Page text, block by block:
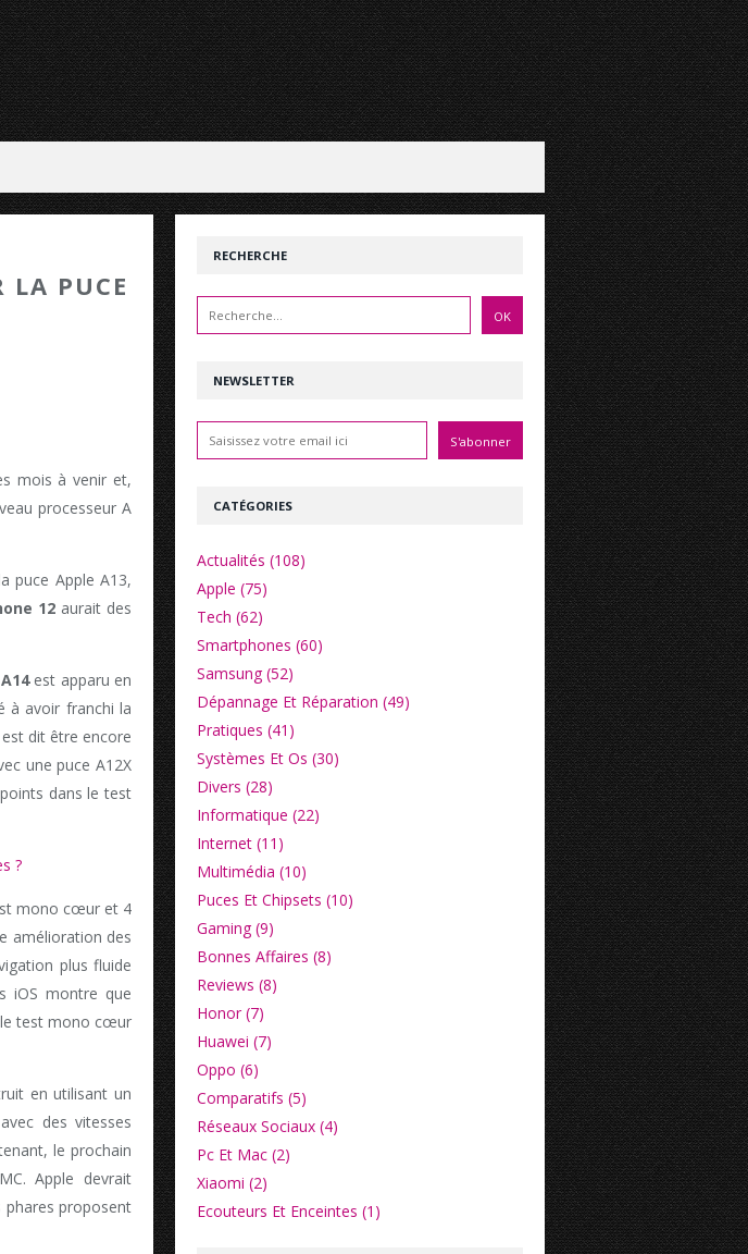
LA PUCE
mois à venir et,
processeur A
puce Apple A13,
12 aurait des
est apparu en
à avoir franchi la
dit être encore
une puce A12X
dans le test
?
mono cœur et 4
amélioration des
plus fluide
iOS montre que
le test mono cœur
en utilisant un
des vitesses
le prochain
Apple devrait
phares proposent
NEWSLETTER
RECHERCHE
CATÉGORIES
Actualités (108)
Apple (75)
Tech (62)
Smartphones (60)
Samsung (52)
Dépannage Et Réparation (49)
Pratiques (41)
Systèmes Et Os (30)
Divers (28)
Informatique (22)
Internet (11)
Multimédia (10)
Puces Et Chipsets (10)
Gaming (9)
Bonnes Affaires (8)
Reviews (8)
Honor (7)
Huawei (7)
Oppo (6)
Comparatifs (5)
Réseaux Sociaux (4)
Pc Et Mac (2)
Xiaomi (2)
Ecouteurs Et Enceintes (1)